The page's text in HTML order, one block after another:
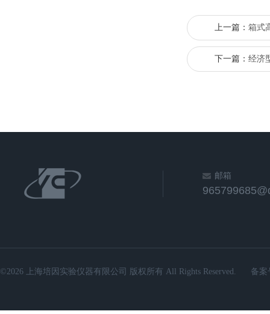
上一篇： 箱式
下一篇： 经济
邮箱
©2026 上海培因实验仪器有限公司 版权所有 All Rights Reserved. 备案